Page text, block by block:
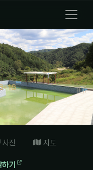
16
사진 지도
기